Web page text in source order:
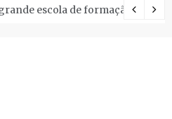
escola de formação.